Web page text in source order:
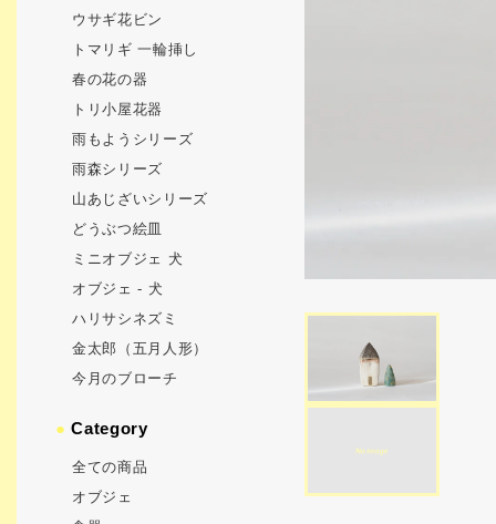
ウサギ花ビン
トマリギ 一輪挿し
春の花の器
トリ小屋花器
雨もようシリーズ
雨森シリーズ
山あじざいシリーズ
どうぶつ絵皿
ミニオブジェ 犬
オブジェ - 犬
ハリサシネズミ
金太郎（五月人形）
今月のブローチ
●Category
全ての商品
オブジェ